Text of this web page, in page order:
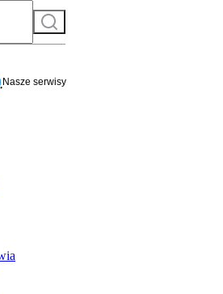
Szukaj
Nasze serwisy